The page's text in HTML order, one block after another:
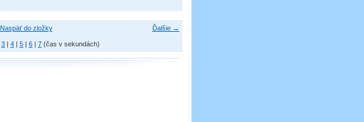
Ďalšie →
Naspäť do zložky
3 | 4 | 5 | 6 | 7 (čas v sekundách)